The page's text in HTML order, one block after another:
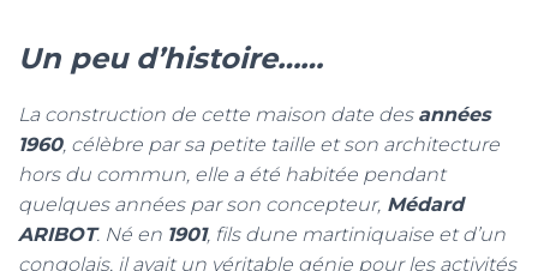
Un peu d’histoire……
La construction de cette maison date des années
1960, célèbre par sa petite taille et son architecture
hors du commun, elle a été habitée pendant
quelques années par son concepteur, Médard
ARIBOT. Né en 1901, fils dune martiniquaise et d’un
congolais, il avait un véritable génie pour les activités